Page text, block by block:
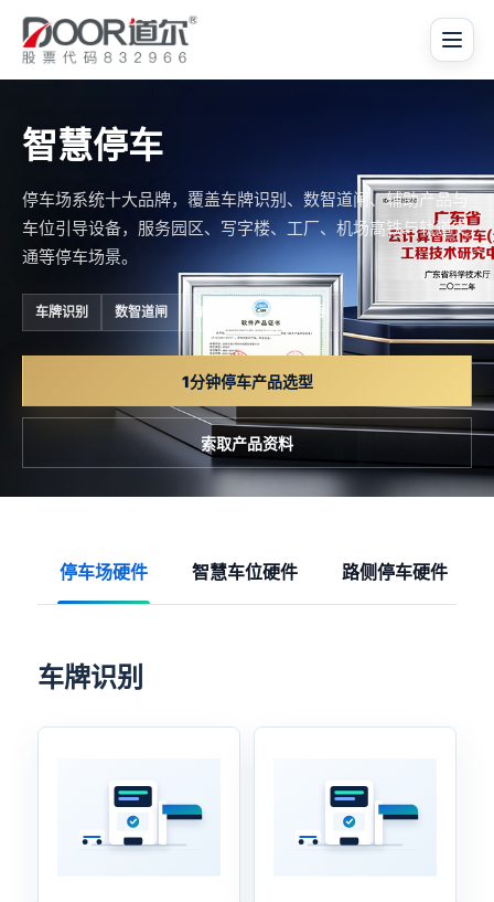
智慧停车
停车场系统十大品牌，覆盖车牌识别、数智道闸、辅助产品与
车位引导设备，服务园区、写字楼、工厂、机场高铁与轨道交
通等停车场景。
车牌识别 数智道闸 辅助产品 车位引导
1分钟停车产品选型
索取产品资料
停车场硬件 智慧车位硬件 路侧停车硬件
车牌识别